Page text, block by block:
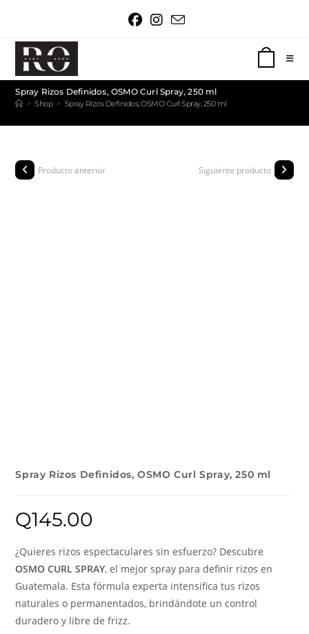
Spray Rizos Definidos, OSMO Curl Spray, 250 ml
> Shop > Spray Rizos Definidos, OSMO Curl Spray, 250 ml
Producto anterior Siguiente producto
Spray Rizos Definidos, OSMO Curl Spray, 250 ml
Q145.00
¿Quieres rizos espectaculares sin esfuerzo? Descubre
OSMO CURL SPRAY, el mejor spray para definir rizos en
Guatemala. Esta fórmula experta intensifica tus rizos
naturales o permanentados, brindándote un control
duradero y libre de frizz.